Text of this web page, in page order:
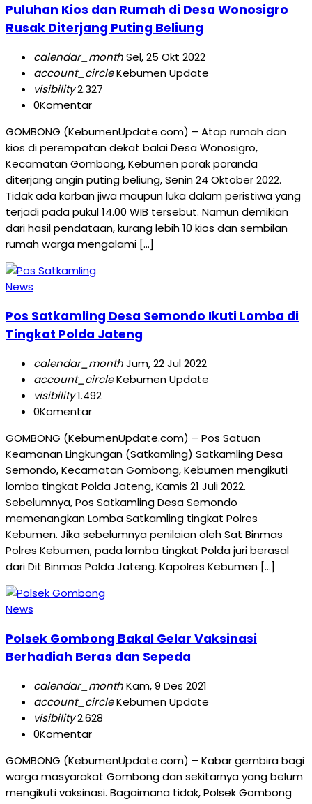
Puluhan Kios dan Rumah di Desa Wonosigro
Rusak Diterjang Puting Beliung
calendar_monthSel, 25 Okt 2022
account_circleKebumen Update
visibility2.327
0Komentar
GOMBONG (KebumenUpdate.com) – Atap rumah dan
kios di perempatan dekat balai Desa Wonosigro,
Kecamatan Gombong, Kebumen porak poranda
diterjang angin puting beliung, Senin 24 Oktober 2022.
Tidak ada korban jiwa maupun luka dalam peristiwa yang
terjadi pada pukul 14.00 WIB tersebut. Namun demikian
dari hasil pendataan, kurang lebih 10 kios dan sembilan
rumah warga mengalami […]
News
Pos Satkamling Desa Semondo Ikuti Lomba di
Tingkat Polda Jateng
calendar_monthJum, 22 Jul 2022
account_circleKebumen Update
visibility1.492
0Komentar
GOMBONG (KebumenUpdate.com) – Pos Satuan
Keamanan Lingkungan (Satkamling) Satkamling Desa
Semondo, Kecamatan Gombong, Kebumen mengikuti
lomba tingkat Polda Jateng, Kamis 21 Juli 2022.
Sebelumnya, Pos Satkamling Desa Semondo
memenangkan Lomba Satkamling tingkat Polres
Kebumen. Jika sebelumnya penilaian oleh Sat Binmas
Polres Kebumen, pada lomba tingkat Polda juri berasal
dari Dit Binmas Polda Jateng. Kapolres Kebumen […]
News
Polsek Gombong Bakal Gelar Vaksinasi
Berhadiah Beras dan Sepeda
calendar_monthKam, 9 Des 2021
account_circleKebumen Update
visibility2.628
0Komentar
GOMBONG (KebumenUpdate.com) – Kabar gembira bagi
warga masyarakat Gombong dan sekitarnya yang belum
mengikuti vaksinasi. Bagaimana tidak, Polsek Gombong